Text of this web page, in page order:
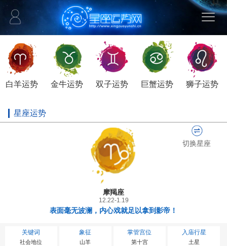
白羊运势 金牛运势 双子运势 巨蟹运势 狮子运势
星座运势
切换星座
摩羯座
12.22-1.19
表面毫无波澜，内心戏就足以拿到影帝！
关键词
社会地位
象征
山羊
掌管宫位
第十宫
入庙行星
土星